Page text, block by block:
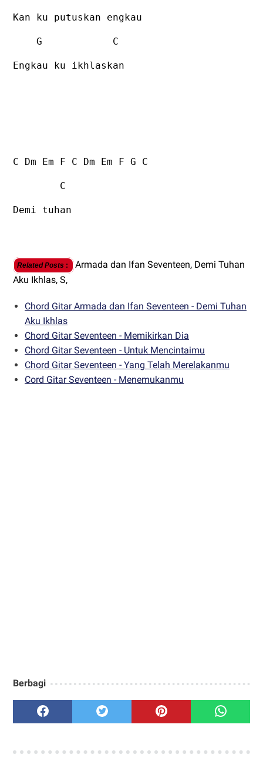
Kan ku putuskan engkau
G C
Engkau ku ikhlaskan
C Dm Em F C Dm Em F G C
C
Demi tuhan
Related Posts : Armada dan Ifan Seventeen, Demi Tuhan
Aku Ikhlas, S,
Chord Gitar Armada dan Ifan Seventeen - Demi Tuhan
Aku Ikhlas
Chord Gitar Seventeen - Memikirkan Dia
Chord Gitar Seventeen - Untuk Mencintaimu
Chord Gitar Seventeen - Yang Telah Merelakanmu
Cord Gitar Seventeen - Menemukanmu
Berbagi